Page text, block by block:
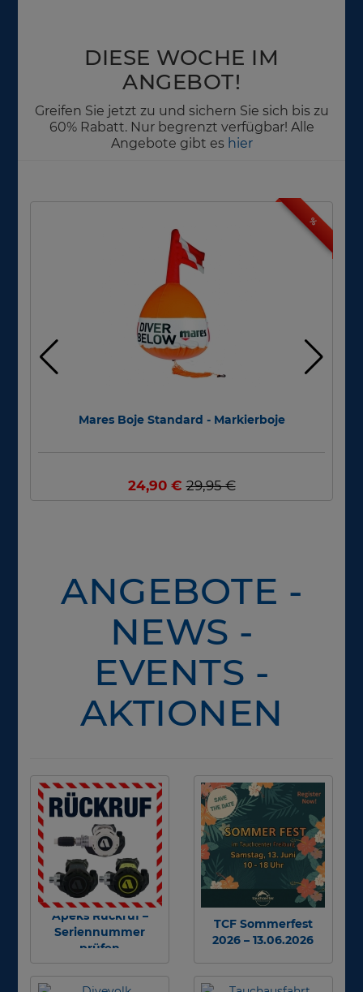
DIESE WOCHE IM
ANGEBOT!
Greifen Sie jetzt zu und sichern Sie sich bis zu
60% Rabatt. Nur begrenzt verfügbar! Alle
Angebote gibt es hier
%
Mares Boje Standard - Markierboje
24,90 €29,95 €
ANGEBOTE -
NEWS -
EVENTS -
AKTIONEN
Apeks Rückruf –
Seriennummer
prüfen
TCF Sommerfest
2026 – 13.06.2026